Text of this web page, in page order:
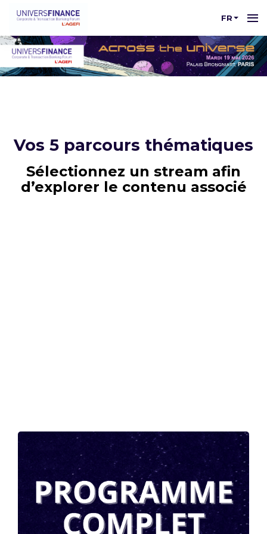
FR
Vos 5 parcours thématiques
Sélectionnez un stream afin
d’explorer le contenu associé